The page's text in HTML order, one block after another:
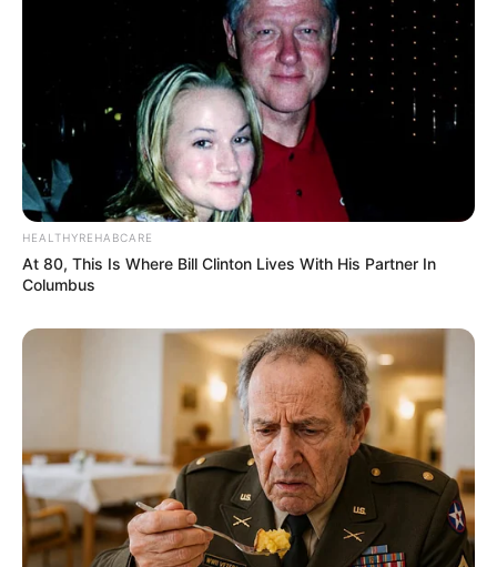
Langka Banget! 10 Pose Lucu
Katak yang Bikin Ketawa
Gemes
Ambyar! 10 Kalimat Baper
Pakai Bahasa Jawa Ini Bikin
HEALTHYREHABCARE
At 80, This Is Where Bill Clinton Lives With His Partner In
Columbus